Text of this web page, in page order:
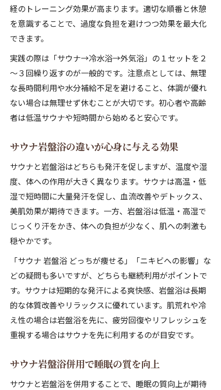
経のトレーニング効果が高まります。適切な順番と休憩
を意識することで、過度な負担を避けつつ効果を最大化
できます。
実践の際は「サウナ→冷水浴→外気浴」の１セットを２
～３回繰り返すのが一般的です。注意点としては、無理
な長時間利用や水分補給不足を避けること、体調が優れ
ない場合は無理せず休むことが大切です。初心者や高齢
者は低温サウナや短時間から始めると安心です。
サウナ岩盤浴の違いが心身に与える効果
サウナと岩盤浴はどちらも発汗を促しますが、温度や湿
度、体への作用が大きく異なります。サウナは高温・低
湿で短時間に大量発汗を促し、血流改善やデトックス、
美肌効果が期待できます。一方、岩盤浴は低温・高湿で
じっくり汗をかき、体への負担が少なく、肌への刺激も
穏やかです。
「サウナ 岩盤浴 どっちが痩せる」「ニキビへの影響」な
どの疑問も多いですが、どちらも継続利用がポイントで
す。サウナは短期的な発汗による爽快感、岩盤浴は長期
的な体質改善やリラックスに優れています。肌荒れや冷
え性の場合は岩盤浴を先に、疲労回復やリフレッシュを
重視する場合はサウナを先に利用するのが目安です。
サウナ岩盤浴併用で睡眠の質を向上
サウナと岩盤浴を併用することで、睡眠の質向上が期待